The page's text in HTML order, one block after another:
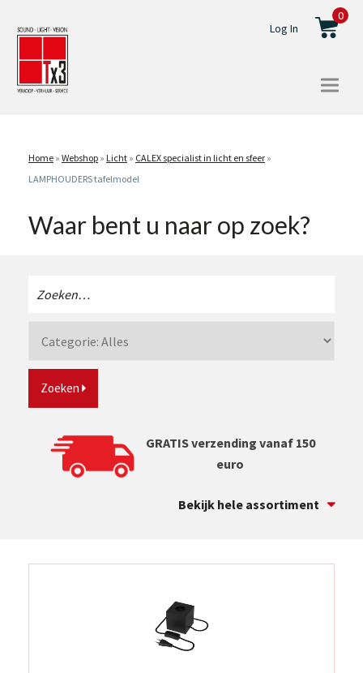
Log In
0
Home » Webshop » Licht » CALEX specialist in licht en sfeer »
LAMPHOUDERS tafelmodel
Waar bent u naar op zoek?
Zoeken
Zoeken
GRATIS verzending vanaf 150
euro
Bekijk hele assortiment